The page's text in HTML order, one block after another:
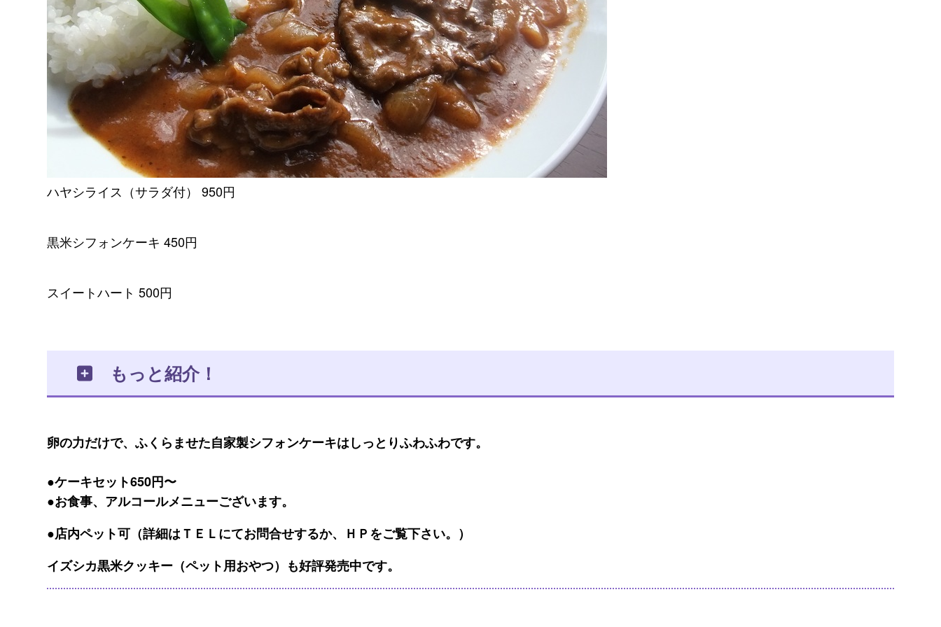
ハヤシライス（サラダ付） 950円
黒米シフォンケーキ 450円
スイートハート 500円
もっと紹介！
卵の力だけで、ふくらませた自家製シフォンケーキはしっとりふわふわです。
●ケーキセット650円〜
●お食事、アルコールメニューございます。
●店内ペット可（詳細はＴＥＬにてお問合せするか、ＨＰをご覧下さい。）
イズシカ黒米クッキー（ペット用おやつ）も好評発売中です。